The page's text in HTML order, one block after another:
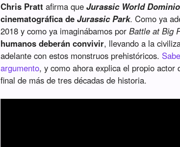
Chris Pratt afirma queJurassic World
cinematográfica deJurassic Park. Como ya
2018 y como ya imaginábamos porBattle at Big
humanos deberán convivir, llevando a la
adelante con estos monstruos prehistóricos.
argumento, y como ahora explica el propio actor
final de más de tres décadas de historia.